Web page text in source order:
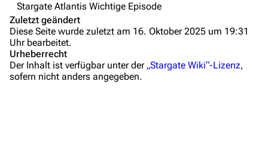
Anfragen
Administrations-Übersicht
Löschantrag
Vandalismus melden
Zusammenfassung
Stargate Atlantis Wichtige Episode
Zuletzt geändert
Diese Seite wurde zuletzt am 16. Oktober 2025 um 19:31
Uhr bearbeitet.
Urheberrecht
Der Inhalt ist verfügbar unter der „Stargate Wiki“-Lizenz,
sofern nicht anders angegeben.